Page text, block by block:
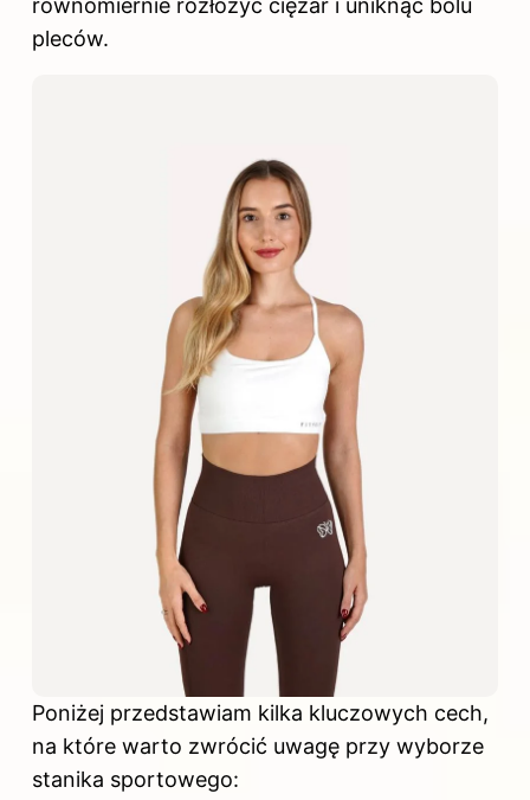
równomiernie rozłożyć ciężar i uniknąć bólu
pleców.
Poniżej przedstawiam kilka kluczowych cech,
na które warto zwrócić uwagę przy wyborze
stanika sportowego: